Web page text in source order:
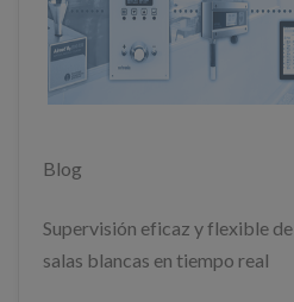
Blog
Supervisión eficaz y flexible de
salas blancas en tiempo real